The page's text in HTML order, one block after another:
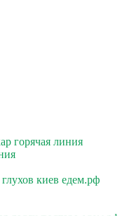
горячая линия
киев едем.рф